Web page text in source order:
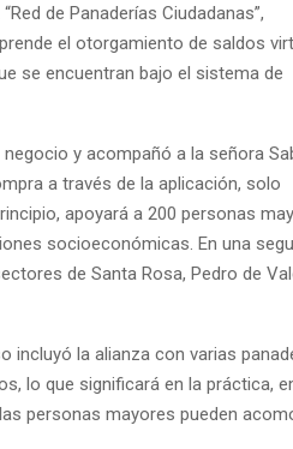
de Panaderías Ciudadanas”,
el otorgamiento de saldos
se encuentran bajo el sistema de
y acompañó a la señora
a través de la aplicación, solo
apoyará a 200 personas
socioeconómicas. En una
de Santa Rosa, Pedro de
incluyó la alianza con varias
lo que significará en la práctica,
personas mayores pueden